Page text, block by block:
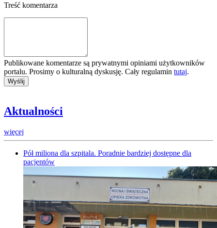
Treść komentarza
Publikowane komentarze są prywatnymi opiniami użytkowników
portalu. Prosimy o kulturalną dyskusję. Cały regulamin tutaj.
Aktualności
więcej
Pół miliona dla szpitala. Poradnie bardziej dostępne dla
pacjentów